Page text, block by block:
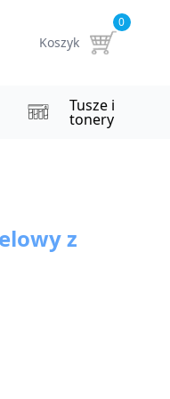
Koszyk
0
Tusze i
tonery
z